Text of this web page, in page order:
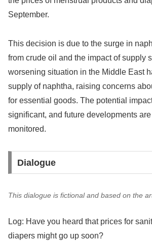
September.
This decision is due to the surge in
from crude oil and the impact of supply
worsening situation in the Middle East
supply of naphtha, raising concerns
for essential goods. The potential
significant, and future developments
monitored.
Dialogue
This dialogue is fictional and based on the
Log: Have you heard that prices for
diapers might go up soon?